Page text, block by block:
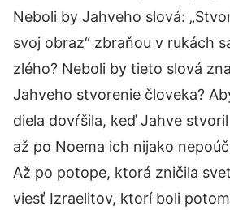
Neboli by Jahveho slová:
svoj obraz“ zbraňou v rukách
zlého? Neboli by tieto slová
Jahveho stvorenie človeka?
diela dovŕšila, keď Jahve
až po Noema ich nijako
Až po potope, ktorá zničila
viesť Izraelitov, ktorí boli